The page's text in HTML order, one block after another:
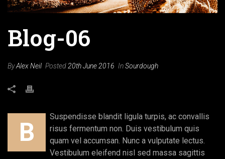
Blog-06
ByAlex Neil Posted 20th June 2016 InSourdough
B
Suspendisse blandit ligula turpis, ac convallis
risus fermentum non. Duis vestibulum quis
quam vel accumsan. Nunc a vulputate lectus.
Vestibulum eleifend nisl sed massa sagittis